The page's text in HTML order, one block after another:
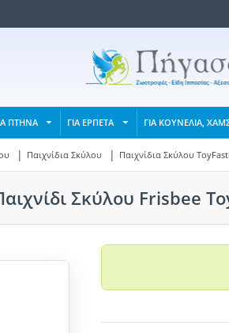
ΠΤΗΝΑ ΓΙΑ ΕΡΠΕΤΑ ΓΙΑ ΚΟΥΝΕΛΙΑ,
Παιχνίδια Σκύλου Παιχνίδια Σκύλου
Σκύλου Frisbee